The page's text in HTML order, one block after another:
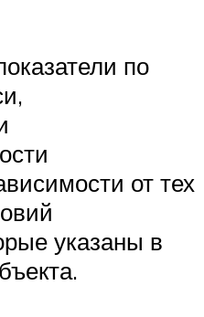
по
от тех
указаны в